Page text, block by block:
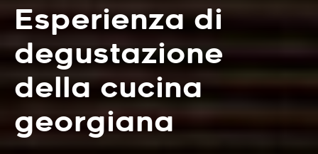
Esperienza di
degustazione
della cucina
georgiana